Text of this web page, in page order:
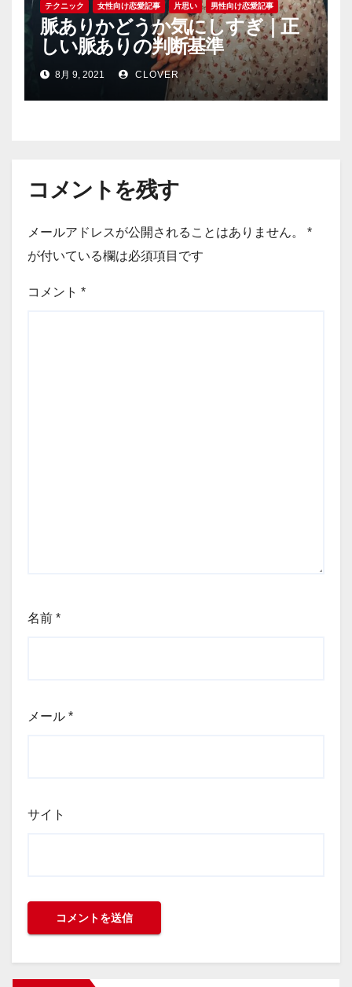
テクニック 女性向け恋愛記事 片思い 男性向け恋愛記事
脈ありかどうか気にしすぎ｜正
しい脈ありの判断基準
8月 9, 2021 CLOVER
コメントを残す
メールアドレスが公開されることはありません。
*
が付いている欄は必須項目です
コメント *
名前 *
メール *
サイト